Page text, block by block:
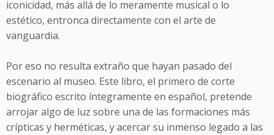
iconicidad, más allá de lo meramente musical o lo
estético, entronca directamente con el arte de
vanguardia.
Por eso no resulta extraño que hayan pasado del
escenario al museo. Este libro, el primero de corte
biográfico escrito íntegramente en español, pretende
arrojar algo de luz sobre una de las formaciones más
crípticas y herméticas, y acercar su inmenso legado a las